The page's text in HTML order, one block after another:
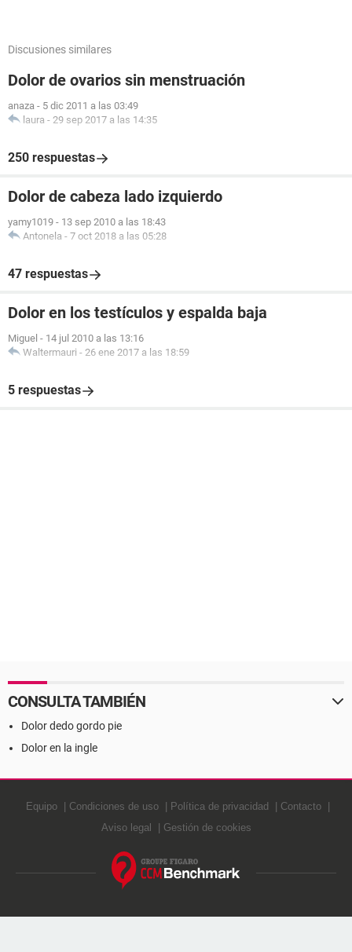
Discusiones similares
Dolor de ovarios sin menstruación
anaza - 5 dic 2011 a las 03:49
laura - 29 sep 2017 a las 14:35
250 respuestas
Dolor de cabeza lado izquierdo
yamy1019 - 13 sep 2010 a las 18:43
Antonela - 7 oct 2018 a las 05:28
47 respuestas
Dolor en los testículos y espalda baja
Miguel - 14 jul 2010 a las 13:16
Waltermauri - 26 ene 2017 a las 18:59
5 respuestas
CONSULTA TAMBIÉN
Dolor dedo gordo pie
Dolor en la ingle
Equipo Condiciones de uso Política de privacidad
Contacto
Aviso legal
Gestión de cookies